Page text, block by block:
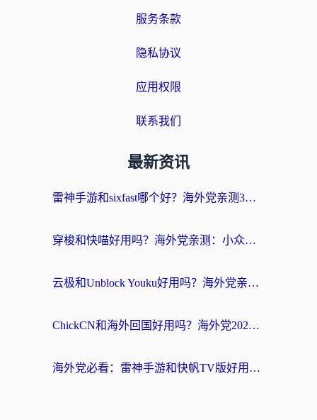
服务条款
隐私协议
应用权限
联系我们
最新资讯
雷神手游和sixfast哪个好？海外党亲测3款回国加速器，教你选对不踩坑
穿梭和快喵好用吗？海外党亲测：小众加速器对比+番茄加速器深度体验
云极和Unblock Youku好用吗？海外党亲测+2026回国加速器避坑指南
ChickCN和海外回国好用吗？海外党2026亲测：从手游到影音，选对加速器的3个关键
海外党必看：雷神手游和快帆TV版好用吗？3步选对回国加速器不踩坑